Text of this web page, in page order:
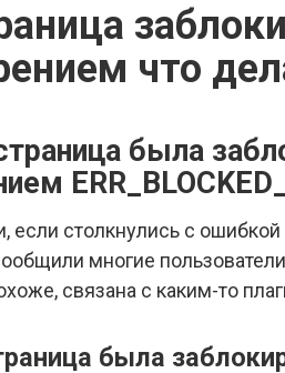
что
была
если столкнулись с ошибкой
многие
связана с каким-то
была